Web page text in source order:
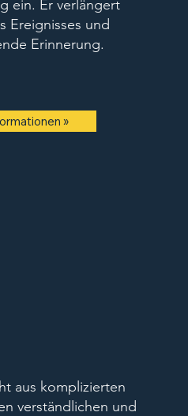
ein. Er verlängert
Ereignisses und
Erinnerung.
»
aus komplizierten
verständlichen und